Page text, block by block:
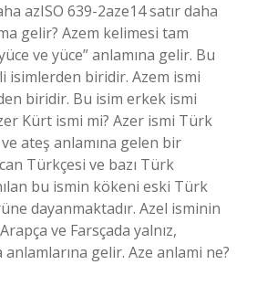
azISO 639-2aze14 satır daha
gelir? Azem kelimesi tam
ve yüce” anlamına gelir. Bu
isimlerden biridir. Azem ismi
biridir. Bu isim erkek ismi
Kürt ismi mi? Azer ismi Türk
ateş anlamına gelen bir
Türkçesi ve bazı Türk
bu ismin kökeni eski Türk
dayanmaktadır. Azel isminin
ve Farsçada yalnız,
anlamlarına gelir. Aze anlami ne?